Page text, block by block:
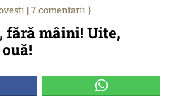
fără mâini! Uite,
|7 comentarii